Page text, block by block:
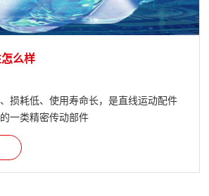
么样
损耗低、使用寿命长，是直线运动配件
一类精密传动部件